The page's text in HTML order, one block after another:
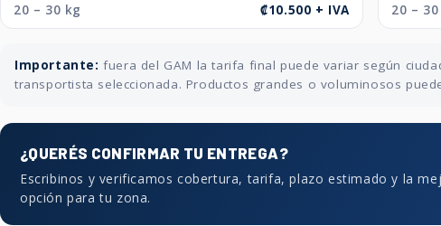
20 – 30 kg ₡10.500 + IVA 20 –
Importante: fuera del GAM la tarifa final puede variar según
transportista seleccionada. Productos grandes o voluminosos
¿QUERÉS CONFIRMAR TU ENTREGA?
Escribinos y verificamos cobertura, tarifa, plazo estimado y la
opción para tu zona.